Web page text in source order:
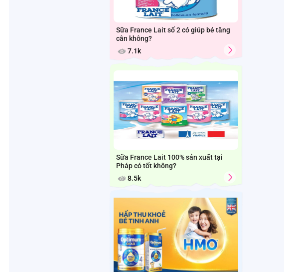
Sữa France Lait số 2 có giúp bé tăng
cân không?
7.1k
Sữa France Lait 100% sản xuất tại
Pháp có tốt không?
8.5k